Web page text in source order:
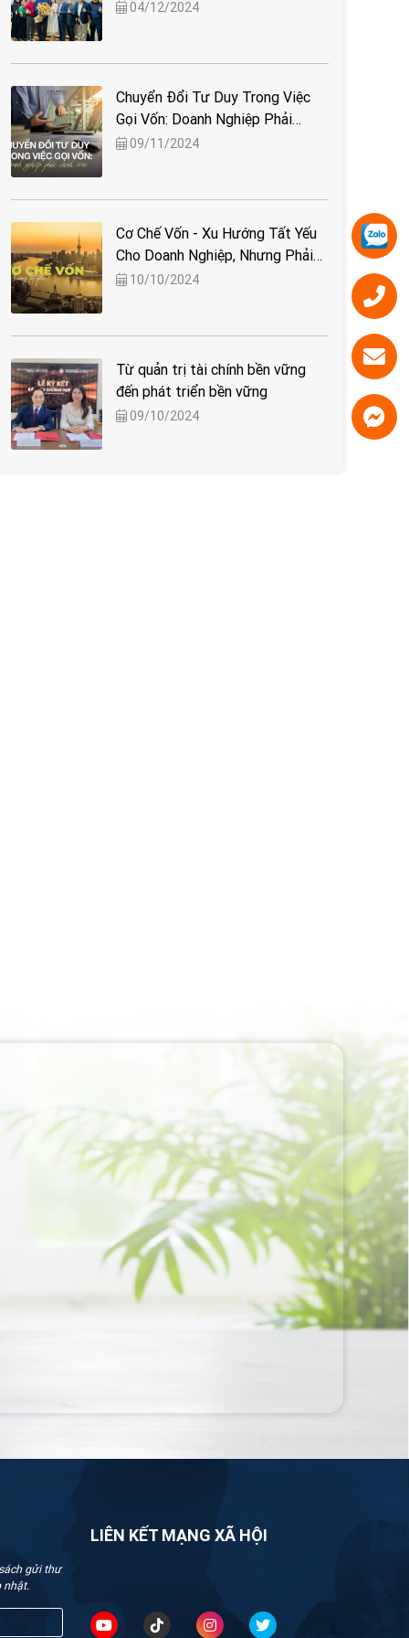
MOCAFUND
04/12/2024
Chuyển Đổi Tư Duy Trong Việc
Gọi Vốn: Doanh Nghiệp Phải
Chính Trực
09/11/2024
Cơ Chế Vốn - Xu Hướng Tất Yếu
Cho Doanh Nghiệp, Nhưng Phải
Đi Đúng Đường
10/10/2024
Từ quản trị tài chính bền vững
đến phát triển bền vững
09/10/2024
gửi thư
nhật.
LIÊN KẾT MẠNG XÃ HỘI